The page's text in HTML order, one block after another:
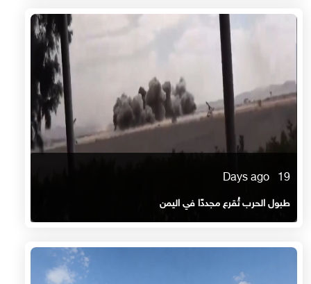
19 Days ago
طبول الحرب تُقرع مجددًا في اليمن